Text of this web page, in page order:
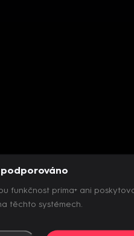
funkčnost prima+ ani
těchto systémech.